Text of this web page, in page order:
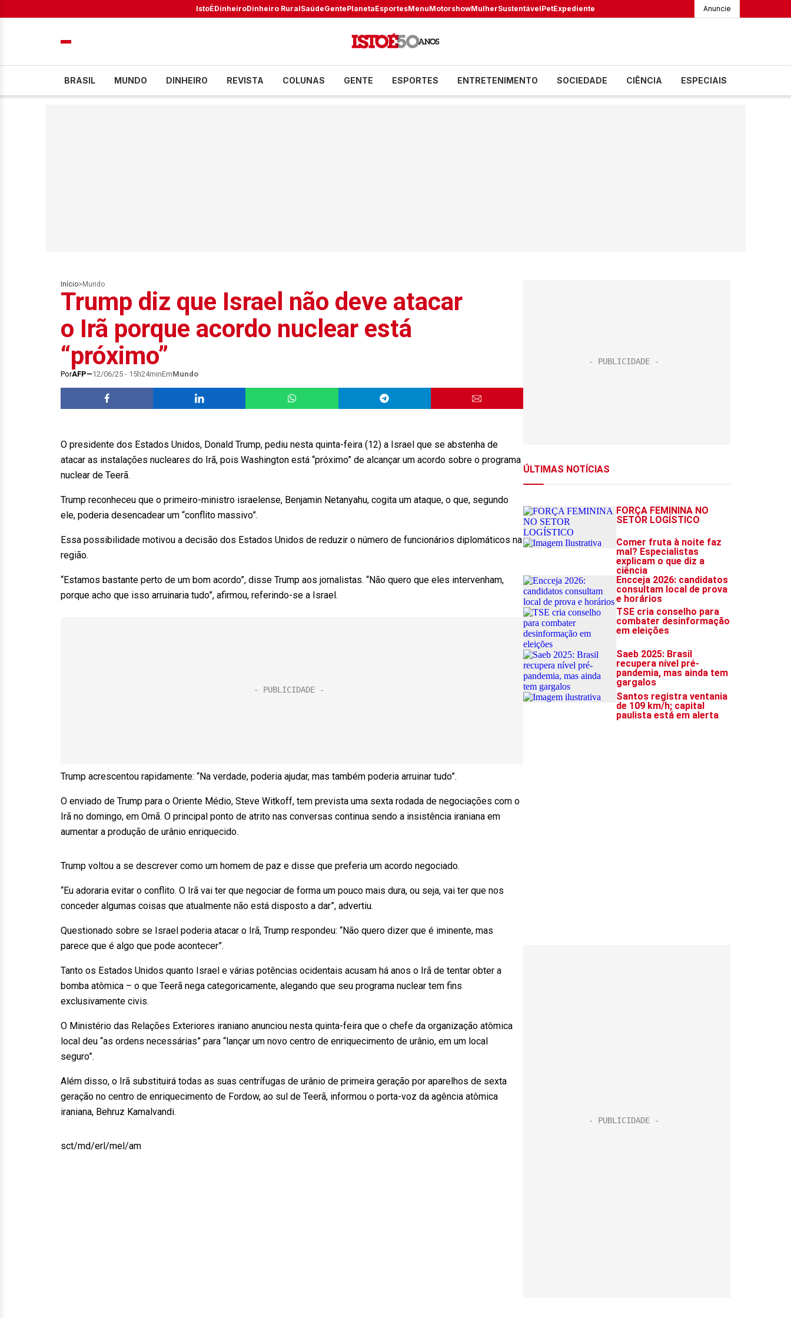
IstoÉDinheiroDinheiro RuralSaúdeGentePlanetaEsportesMenuMotorshowMulherSustentávelPetExpediente Anuncie
BRASIL MUNDO DINHEIRO REVISTA COLUNAS GENTE ESPORTES ENTRETENIMENTO SOCIEDADE CIÊNCIA ESPECIAIS
Início> Mundo
Trump diz que Israel não deve atacar
o Irã porque acordo nuclear está
“próximo”
PorAFP 12/06/25 - 15h24minEmMundo
O presidente dos Estados Unidos, Donald Trump, pediu nesta quinta-feira (12) a Israel que se abstenha de
atacar as instalações nucleares do Irã, pois Washington está “próximo” de alcançar um acordo sobre o programa
nuclear de Teerã.
Trump reconheceu que o primeiro-ministro israelense, Benjamin Netanyahu, cogita um ataque, o que, segundo
ele, poderia desencadear um “conflito massivo”.
Essa possibilidade motivou a decisão dos Estados Unidos de reduzir o número de funcionários diplomáticos na
região.
“Estamos bastante perto de um bom acordo”, disse Trump aos jornalistas. “Não quero que eles intervenham,
porque acho que isso arruinaria tudo”, afirmou, referindo-se a Israel.
Trump acrescentou rapidamente: “Na verdade, poderia ajudar, mas também poderia arruinar tudo”.
O enviado de Trump para o Oriente Médio, Steve Witkoff, tem prevista uma sexta rodada de negociações com o
Irã no domingo, em Omã. O principal ponto de atrito nas conversas continua sendo a insistência iraniana em
aumentar a produção de urânio enriquecido.
Trump voltou a se descrever como um homem de paz e disse que preferia um acordo negociado.
“Eu adoraria evitar o conflito. O Irã vai ter que negociar de forma um pouco mais dura, ou seja, vai ter que nos
conceder algumas coisas que atualmente não está disposto a dar”, advertiu.
Questionado sobre se Israel poderia atacar o Irã, Trump respondeu: “Não quero dizer que é iminente, mas
parece que é algo que pode acontecer”.
Tanto os Estados Unidos quanto Israel e várias potências ocidentais acusam há anos o Irã de tentar obter a
bomba atômica – o que Teerã nega categoricamente, alegando que seu programa nuclear tem fins
exclusivamente civis.
O Ministério das Relações Exteriores iraniano anunciou nesta quinta-feira que o chefe da organização atômica
local deu “as ordens necessárias” para “lançar um novo centro de enriquecimento de urânio, em um local
seguro”.
Além disso, o Irã substituirá todas as suas centrífugas de urânio de primeira geração por aparelhos de sexta
geração no centro de enriquecimento de Fordow, ao sul de Teerã, informou o porta-voz da agência atômica
iraniana, Behruz Kamalvandi.
sct/md/erl/mel/am